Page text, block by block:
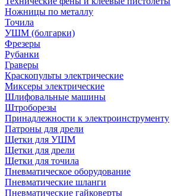
Ножницы по металлу
Точила
УШМ (болгарки)
Фрезеры
Рубанки
Граверы
Краскопульты электрические
Миксеры электрические
Шлифовальные машины
Штроборезы
Принадлежности к электроинструменту
Патроны для дрели
Щетки для УШМ
Щетки для дрели
Щетки для точила
Пневматическое оборудование
Пневматические шланги
Пневматические гайковерты